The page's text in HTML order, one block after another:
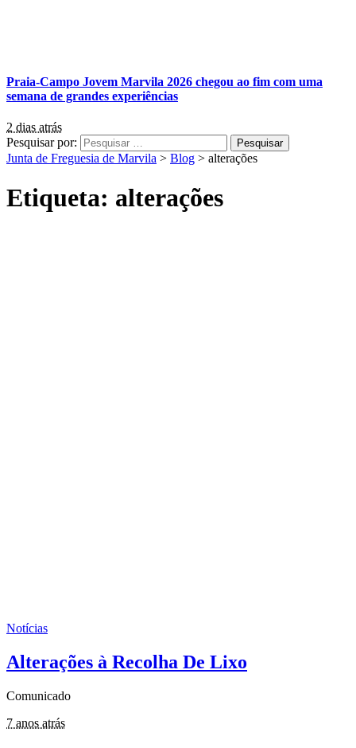
Praia-Campo Jovem Marvila 2026 chegou ao fim com uma
semana de grandes experiências
2 dias atrás
Pesquisar por:
Junta de Freguesia de Marvila > Blog > alterações
Etiqueta: alterações
Notícias
Alterações à Recolha De Lixo
Comunicado
7 anos atrás